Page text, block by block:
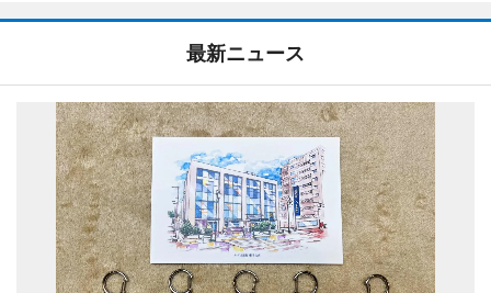
最新ニュース